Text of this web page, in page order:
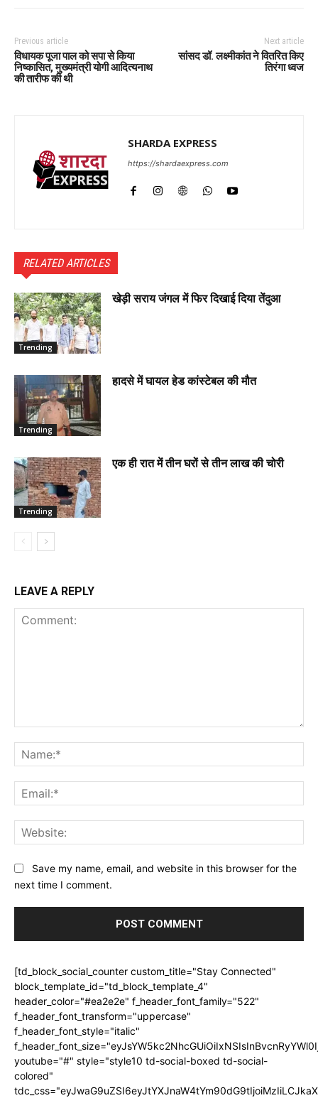
Previous article
विधायक पूजा पाल को सपा से किया
निष्कासित, मुख्यमंत्री योगी आदित्यनाथ
की तारीफ की थी
Next article
सांसद डॉ. लक्ष्मीकांत ने वितरित किए
तिरंगा ध्वज
SHARDA EXPRESS
https://shardaexpress.com
RELATED ARTICLES
Trending
खेड़ी सराय जंगल में फिर दिखाई दिया तेंदुआ
Trending
हादसे में घायल हेड कांस्टेबल की मौत
Trending
एक ही रात में तीन घरों से तीन लाख की चोरी
LEAVE A REPLY
Save my name, email, and website in this browser for the
next time I comment.
[td_block_social_counter custom_title="Stay Connected"
block_template_id="td_block_template_4"
header_color="#ea2e2e" f_header_font_family="522"
f_header_font_transform="uppercase"
f_header_font_style="italic"
youtube="#" style="style10 td-social-boxed td-social-
colored"